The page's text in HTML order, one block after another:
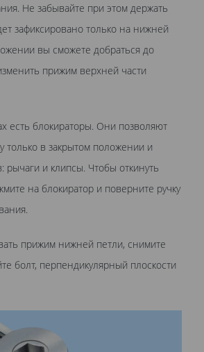
Не забывайте при этом держать
зафиксировано только на нижней
вы сможете добраться до
прижим верхней части
есть блокираторы. Они позволяют
только в закрытом положении и
рычаги и клипсы. Чтобы откинуть
на блокиратор и поверните ручку
прижим нижней петли, снимите
болт, перпендикулярный плоскости